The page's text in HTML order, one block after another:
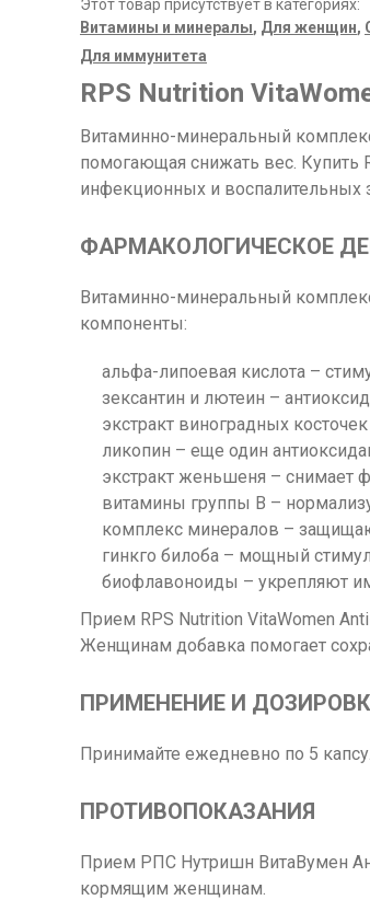
Этот товар присутствует в категориях:
Витамины и минералы, Для женщин,
Для иммунитета
RPS Nutrition
Витаминно-минеральный
помогающая снижать вес. Купить
инфекционных и воспалительных
ФАРМАКОЛОГИЧЕСКОЕ
Витаминно-минеральный
компоненты:
альфа-липоевая кислота –
зексантин и лютеин –
экстракт виноградных
ликопин – еще один
экстракт женьшеня – снимает
витамины группы B –
комплекс минералов –
гинкго билоба – мощный
биофлавоноиды – укрепляют
Прием RPS Nutrition VitaWomen
Женщинам добавка помогает
ПРИМЕНЕНИЕ И
Принимайте ежедневно по 5
ПРОТИВОПОКАЗАНИЯ
Прием РПС Нутришн ВитаВумен
кормящим женщинам.